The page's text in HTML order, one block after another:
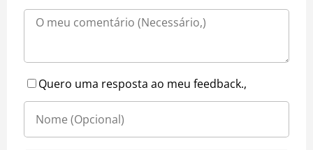
Quero uma resposta ao meu feedback.,